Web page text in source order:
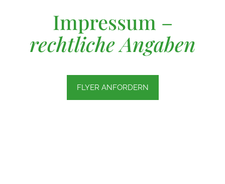
Impressum –
rechtliche Angaben
FLYER ANFORDERN